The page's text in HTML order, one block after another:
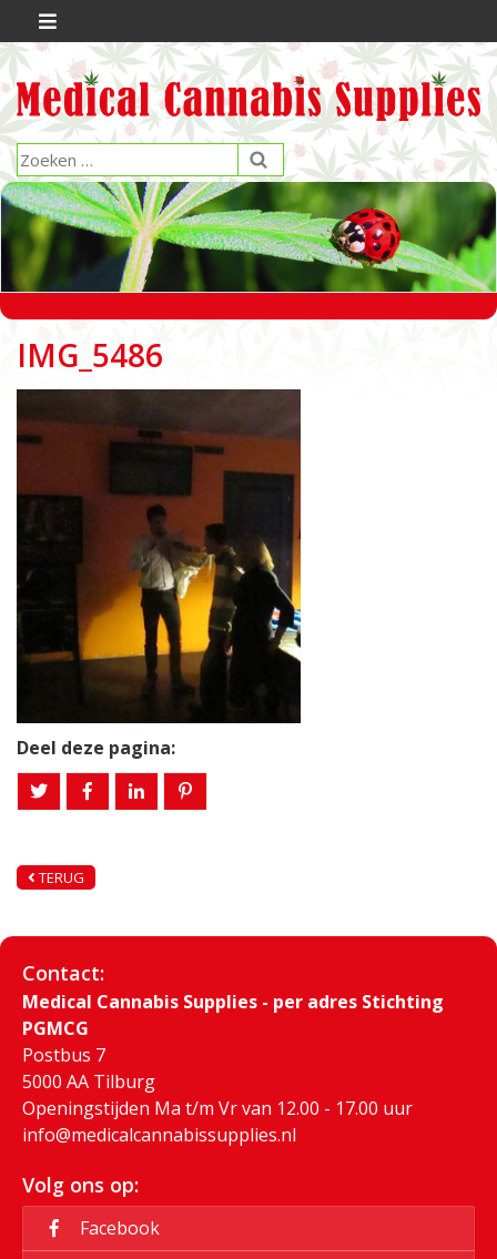
IMG_5486
Deel deze pagina:
TERUG
Contact:
Medical Cannabis Supplies - per adres Stichting
PGMCG
Postbus 7
5000 AA Tilburg
Openingstijden Ma t/m Vr van 12.00 - 17.00 uur
info@medicalcannabissupplies.nl
Volg ons op:
Facebook